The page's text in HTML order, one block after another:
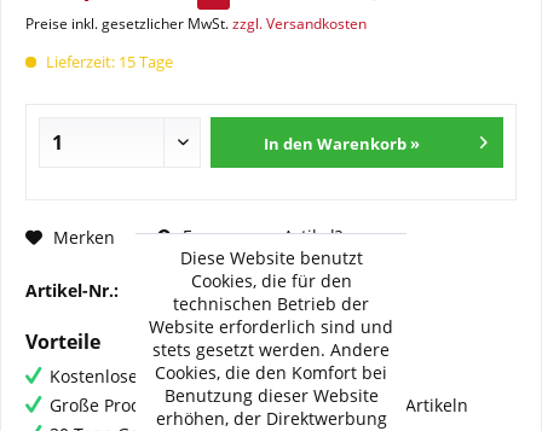
Preise inkl. gesetzlicher MwSt.zzgl. Versandkosten
Lieferzeit: 15 Tage
In den Warenkorb »
Merken Fragen zum Artikel?
Artikel-Nr.: BI-K0101-JBH01-WO
Vorteile
Kostenloser Versand ab € 60,- Bestellwert
Große Produktauswahl mit mehr als 80.000 Artikeln
Diese Website benutzt
Cookies, die für den
technischen Betrieb der
Website erforderlich sind und
stets gesetzt werden. Andere
Cookies, die den Komfort bei
Benutzung dieser Website
erhöhen, der Direktwerbung